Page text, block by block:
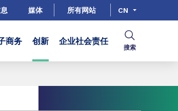
媒体 所有网站 CN
商务 创新 企业社会责任
搜索